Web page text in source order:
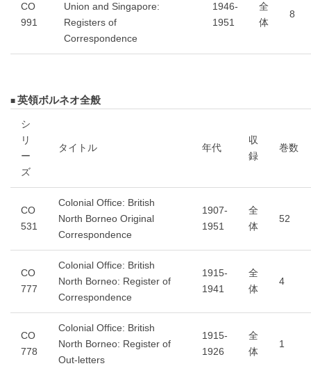
CO
991
Union and Singapore:
Registers of
Correspondence
1946-
1951
全
体
8
英領ボルネオ全般
シ
リ
ー
ズ
タイトル 年代
収
録
巻数
CO
531
Colonial Office: British
North Borneo Original
Correspondence
1907-
1951
全
体
52
CO
777
Colonial Office: British
North Borneo: Register of
Correspondence
1915-
1941
全
体
4
CO
778
Colonial Office: British
North Borneo: Register of
Out-letters
1915-
1926
全
体
1